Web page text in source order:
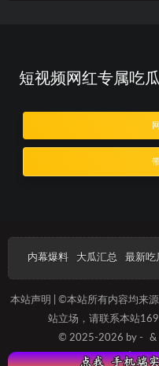
短视频网红专属吃
内幕爆料 大瓜汇总 最新吃
本站声明 | ©本站所有内容均来
站立场，请联系本站
© 2025-2026 by -
&
沪ICP